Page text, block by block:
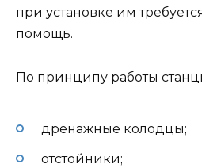
при установке им
помощь.
По принципу работы
дренажные колодцы;
отстойники;